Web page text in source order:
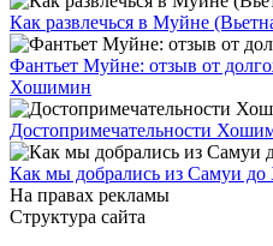
Как развлечься в Муйне
Фантьет Муйне: отзыв от
Хошимин
Достопримечательности
Как мы добрались из Самуи
На правах рекламы
Структура сайта